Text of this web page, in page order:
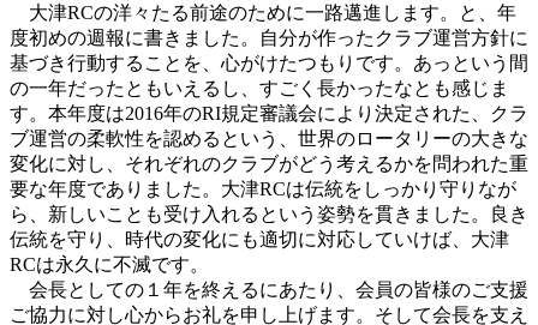
大津RCの洋々たる前途のために一路邁進します。と、年
度初めの週報に書きました。自分が作ったクラブ運営方針に
基づき行動することを、心がけたつもりです。あっという間
の一年だったともいえるし、すごく長かったなとも感じま
す。本年度は2016年のRI規定審議会により決定された、クラ
ブ運営の柔軟性を認めるという、世界のロータリーの大きな
変化に対し、それぞれのクラブがどう考えるかを問われた重
要な年度でありました。大津RCは伝統をしっかり守りなが
ら、新しいことも受け入れるという姿勢を貫きました。良き
伝統を守り、時代の変化にも適切に対応していけば、大津
RCは永久に不滅です。
会長としての１年を終えるにあたり、会員の皆様のご支援
ご協力に対し心からお礼を申し上げます。そして会長を支え